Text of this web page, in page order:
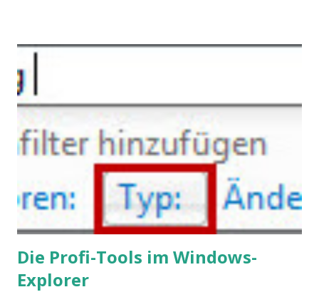
Angstzuständen ihrer Mitglieder. Dafür könnte es Gründe
geben, die weitgehend noch im Dunkeln zu liegen scheinen.
Die Profi-Tools im Windows-
Explorer